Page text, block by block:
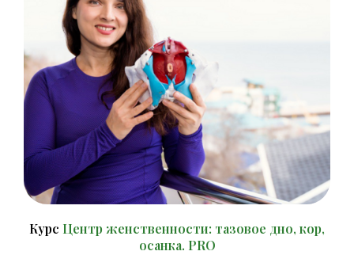
Курс Центр женственности: тазовое дно, кор,
осанка. PRO